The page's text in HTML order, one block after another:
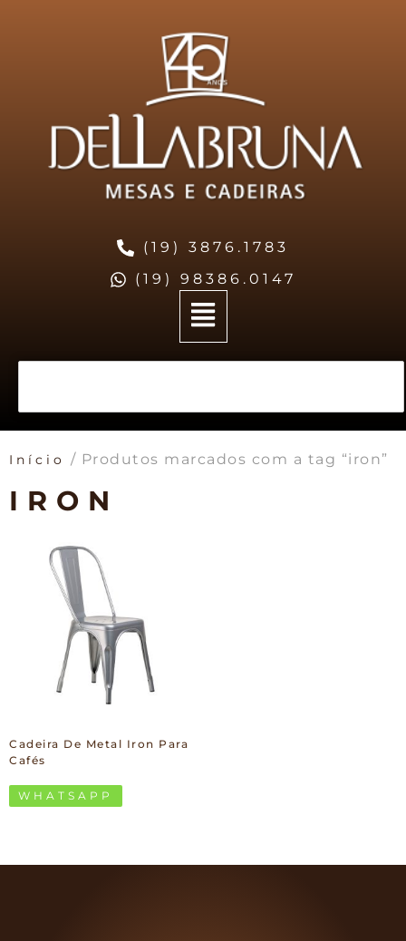
(19) 3876.1783
(19) 98386.0147
Início / Produtos marcados com a tag “iron”
IRON
Cadeira De Metal Iron Para
Cafés
WHATSAPP